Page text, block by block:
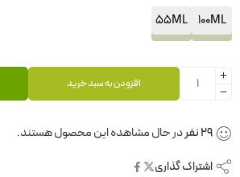
100ML
55ML
افزودن به سبد خرید
29نفردر حال مشاهده این محصول هستند.
اشتراک گذاری